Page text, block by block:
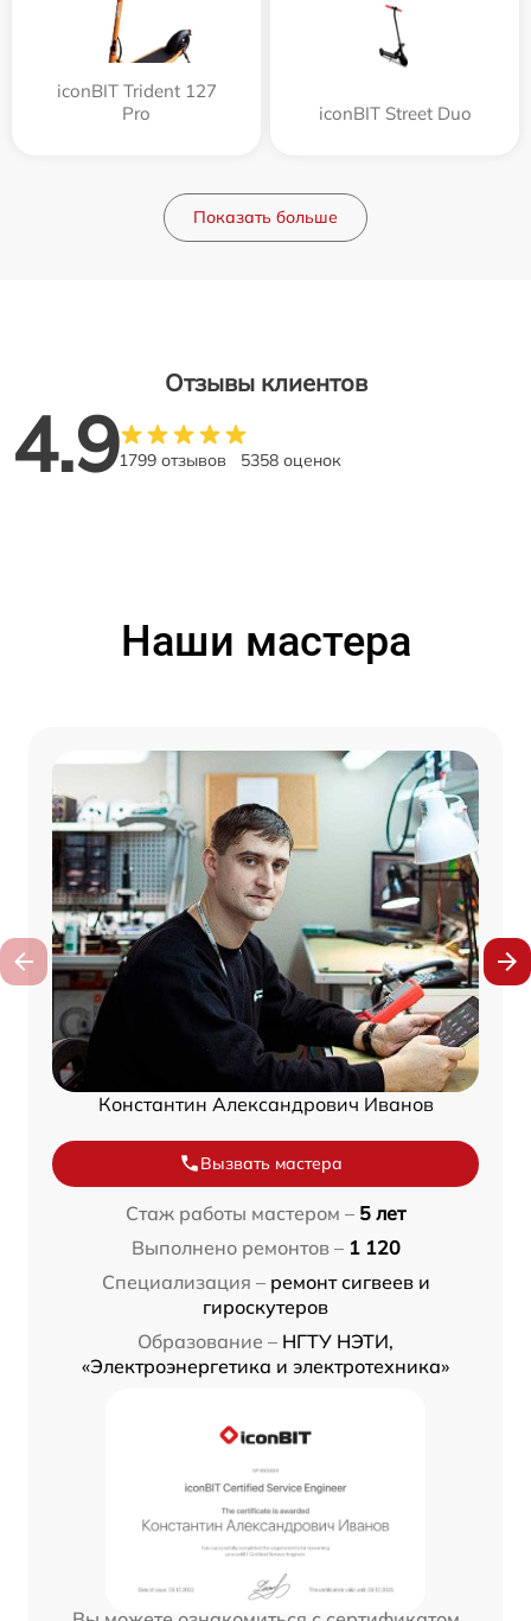
iconBIT Trident 127
Pro
iconBIT Street Duo
Показать больше
Отзывы клиентов
4.91799 отзывов 5358 оценок
Наши мастера
Константин Александрович Иванов
Вызвать мастера
Стаж работы мастером – 5 лет
Выполнено ремонтов – 1 120
Специализация – ремонт сигвеев и
гироскутеров
Образование – НГТУ НЭТИ,
«Электроэнергетика и электротехника»